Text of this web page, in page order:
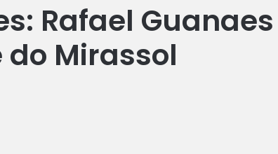
Rafael Guanaes
Mirassol